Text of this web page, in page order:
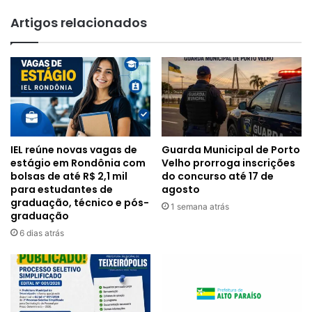
Artigos relacionados
IEL reúne novas vagas de
estágio em Rondônia com
bolsas de até R$ 2,1 mil
para estudantes de
graduação, técnico e pós-
graduação
6 dias atrás
Guarda Municipal de Porto
Velho prorroga inscrições
do concurso até 17 de
agosto
1 semana atrás